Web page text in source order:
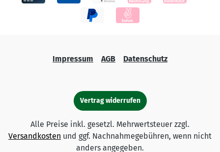
Impressum AGB Datenschutz
Vertrag widerrufen
Alle Preise inkl. gesetzl. Mehrwertsteuer zzgl.
Versandkosten und ggf. Nachnahmegebühren, wenn nicht
anders angegeben.